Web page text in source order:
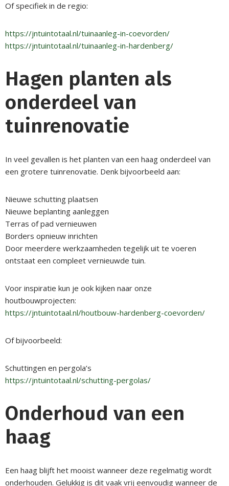
Of specifiek in de regio:
https://jntuintotaal.nl/tuinaanleg-in-coevorden/
https://jntuintotaal.nl/tuinaanleg-in-hardenberg/
Hagen planten als
onderdeel van
tuinrenovatie
In veel gevallen is het planten van een haag onderdeel van
een grotere tuinrenovatie. Denk bijvoorbeeld aan:
Nieuwe schutting plaatsen
Nieuwe beplanting aanleggen
Terras of pad vernieuwen
Borders opnieuw inrichten
Door meerdere werkzaamheden tegelijk uit te voeren
ontstaat een compleet vernieuwde tuin.
Voor inspiratie kun je ook kijken naar onze
houtbouwprojecten:
https://jntuintotaal.nl/houtbouw-hardenberg-coevorden/
Of bijvoorbeeld:
Schuttingen en pergola’s
https://jntuintotaal.nl/schutting-pergolas/
Onderhoud van een
haag
Een haag blijft het mooist wanneer deze regelmatig wordt
onderhouden. Gelukkig is dit vaak vrij eenvoudig wanneer de